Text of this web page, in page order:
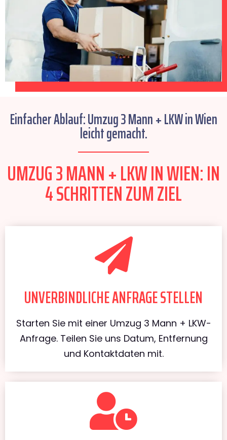
Einfacher Ablauf: Umzug 3 Mann + LKW in Wien
leicht gemacht.
UMZUG 3 MANN + LKW IN WIEN: IN
4 SCHRITTEN ZUM ZIEL
UNVERBINDLICHE ANFRAGE STELLEN
Starten Sie mit einer Umzug 3 Mann + LKW-
Anfrage. Teilen Sie uns Datum, Entfernung
und Kontaktdaten mit.